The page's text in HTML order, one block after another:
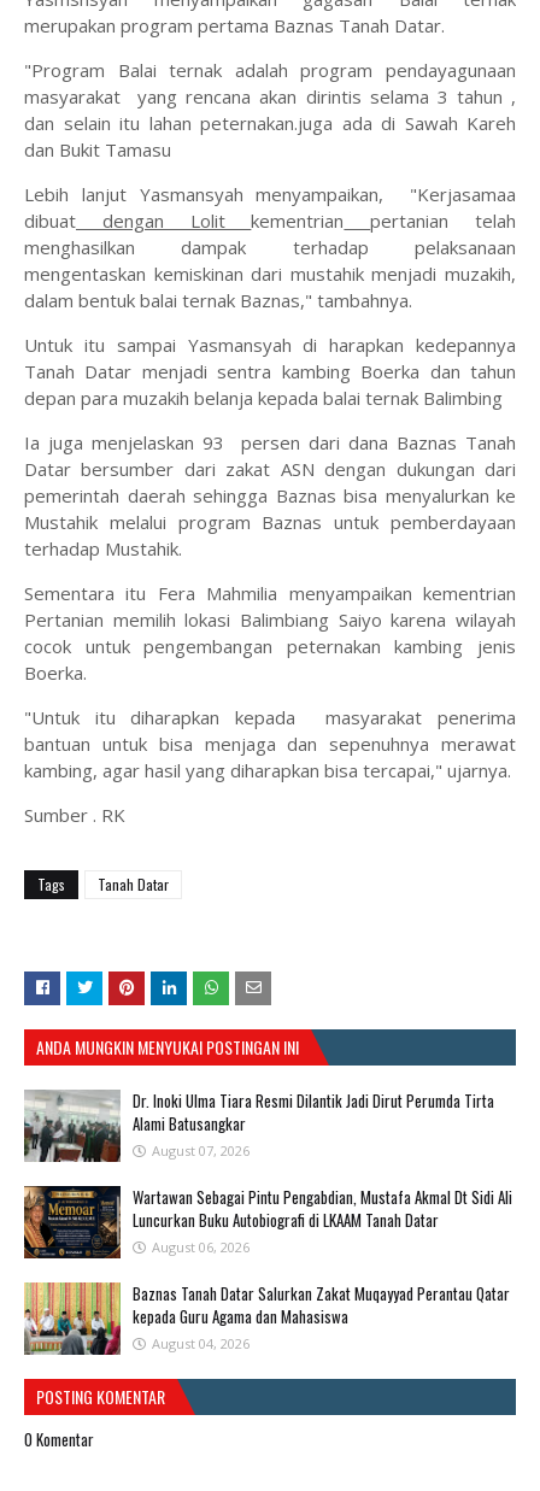
merupakan program pertama Baznas Tanah Datar.
"Program Balai ternak adalah program pendayagunaan
masyarakat yang rencana akan dirintis selama 3 tahun ,
dan selain itu lahan peternakan.juga ada di Sawah Kareh
dan Bukit Tamasu
Lebih lanjut Yasmansyah menyampaikan, "Kerjasamaa
dibuat dengan Lolitkementrian
pertanian telah
menghasilkan dampak terhadap pelaksanaan
mengentaskan kemiskinan dari mustahik menjadi muzakih,
dalam bentuk balai ternak Baznas," tambahnya.
Untuk itu sampai Yasmansyah di harapkan kedepannya
Tanah Datar menjadi sentra kambing Boerka dan tahun
depan para muzakih belanja kepada balai ternak Balimbing
Ia juga menjelaskan 93 persen dari dana Baznas Tanah
Datar bersumber dari zakat ASN dengan dukungan dari
pemerintah daerah sehingga Baznas bisa menyalurkan ke
Mustahik melalui program Baznas untuk pemberdayaan
terhadap Mustahik.
Sementara itu Fera Mahmilia menyampaikan kementrian
Pertanian memilih lokasi Balimbiang Saiyo karena wilayah
cocok untuk pengembangan peternakan kambing jenis
Boerka.
"Untuk itu diharapkan kepada masyarakat penerima
bantuan untuk bisa menjaga dan sepenuhnya merawat
kambing, agar hasil yang diharapkan bisa tercapai," ujarnya.
Sumber . RK
Tags Tanah Datar
ANDA MUNGKIN MENYUKAI POSTINGAN INI
​Dr. Inoki Ulma Tiara Resmi Dilantik Jadi Dirut Perumda Tirta
Alami Batusangkar
August 07, 2026
Wartawan Sebagai Pintu Pengabdian, Mustafa Akmal Dt Sidi Ali
Luncurkan Buku Autobiografi di LKAAM Tanah Datar
August 06, 2026
Baznas Tanah Datar Salurkan Zakat Muqayyad Perantau Qatar
kepada Guru Agama dan Mahasiswa
August 04, 2026
POSTING KOMENTAR
0 Komentar